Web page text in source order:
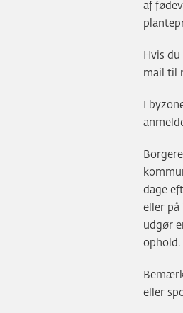
af
Hvis
mail til
I
dage
eller
udgør
ophold.
eller